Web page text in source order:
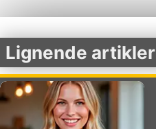
Lignende artikler